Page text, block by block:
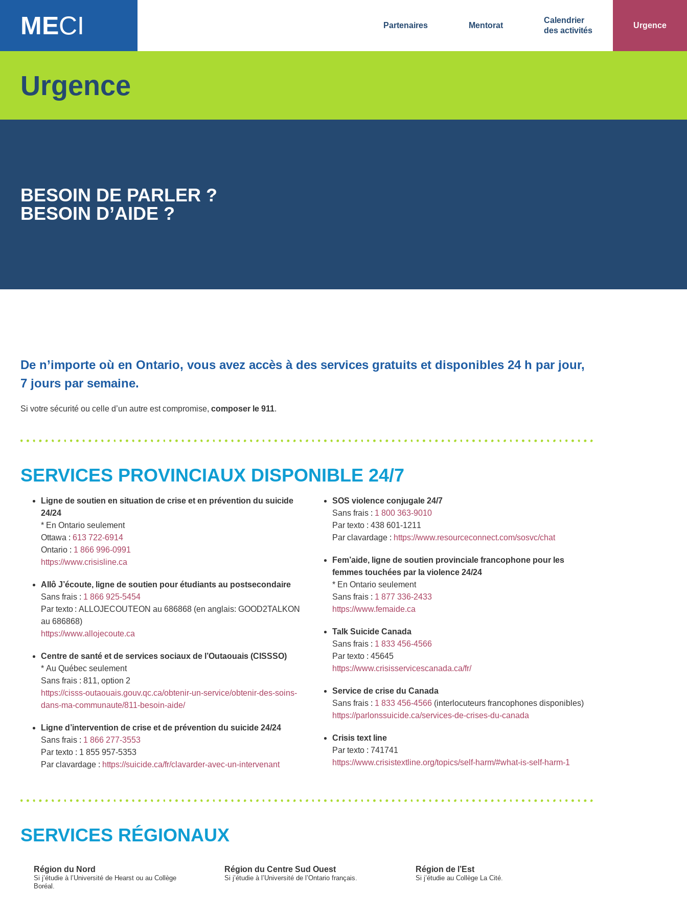
MECI Partenaires Mentorat
Calendrier
des activités
Urgence
Urgence
BESOIN DE PARLER ?
BESOIN D’AIDE ?
De n’importe où en Ontario, vous avez accès à des services gratuits et disponibles 24 h par jour,
7 jours par semaine.
Si votre sécurité ou celle d’un autre est compromise, composer le 911.
SERVICES PROVINCIAUX DISPONIBLE 24/7
Ligne de soutien en situation de crise et en prévention du suicide
24/24
* En Ontario seulement
Ottawa : 613 722-6914
Ontario : 1 866 996-0991
https://www.crisisline.ca
Allô J’écoute, ligne de soutien pour étudiants au postsecondaire
Sans frais : 1 866 925-5454
Par texto : ALLOJECOUTEON au 686868 (en anglais: GOOD2TALKON
au 686868)
https://www.allojecoute.ca
Centre de santé et de services sociaux de l’Outaouais (CISSSO)
* Au Québec seulement
Sans frais : 811, option 2
https://cisss-outaouais.gouv.qc.ca/obtenir-un-service/obtenir-des-soins-
dans-ma-communaute/811-besoin-aide/
Ligne d’intervention de crise et de prévention du suicide 24/24
Sans frais : 1 866 277-3553
Par texto : 1 855 957-5353
Par clavardage : https://suicide.ca/fr/clavarder-avec-un-intervenant
SOS violence conjugale 24/7
Sans frais : 1 800 363-9010
Par texto : 438 601-1211
Par clavardage : https://www.resourceconnect.com/sosvc/chat
Fem’aide, ligne de soutien provinciale francophone pour les
femmes touchées par la violence 24/24
* En Ontario seulement
Sans frais : 1 877 336-2433
https://www.femaide.ca
Talk Suicide Canada
Sans frais : 1 833 456-4566
Par texto : 45645
https://www.crisisservicescanada.ca/fr/
Service de crise du Canada
Sans frais : 1 833 456-4566 (interlocuteurs francophones disponibles)
https://parlonssuicide.ca/services-de-crises-du-canada
Crisis text line
Par texto : 741741
https://www.crisistextline.org/topics/self-harm/#what-is-self-harm-1
SERVICES RÉGIONAUX
Région du Nord
Si j’étudie à l’Université de Hearst ou au Collège
Boréal.
Région du Centre Sud Ouest
Si j’étudie à l’Université de l’Ontario français.
Région de l’Est
Si j’étudie au Collège La Cité.